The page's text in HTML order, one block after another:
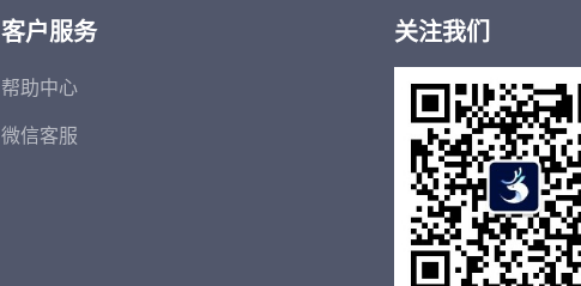
客户服务
帮助中心
微信客服
关注我们